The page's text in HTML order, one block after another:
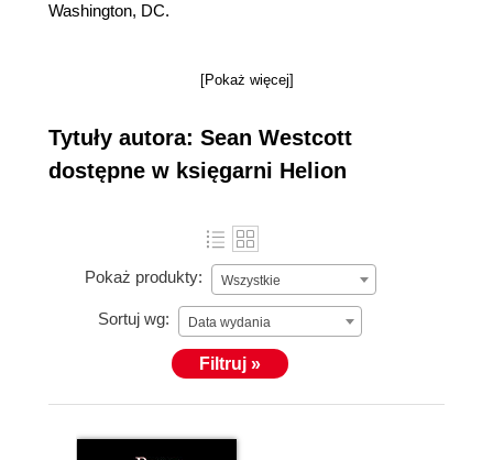
Washington, DC.
[Pokaż więcej]
Tytuły autora: Sean Westcott
dostępne w księgarni Helion
Pokaż produkty: Wszystkie
Sortuj wg: Data wydania
Filtruj »